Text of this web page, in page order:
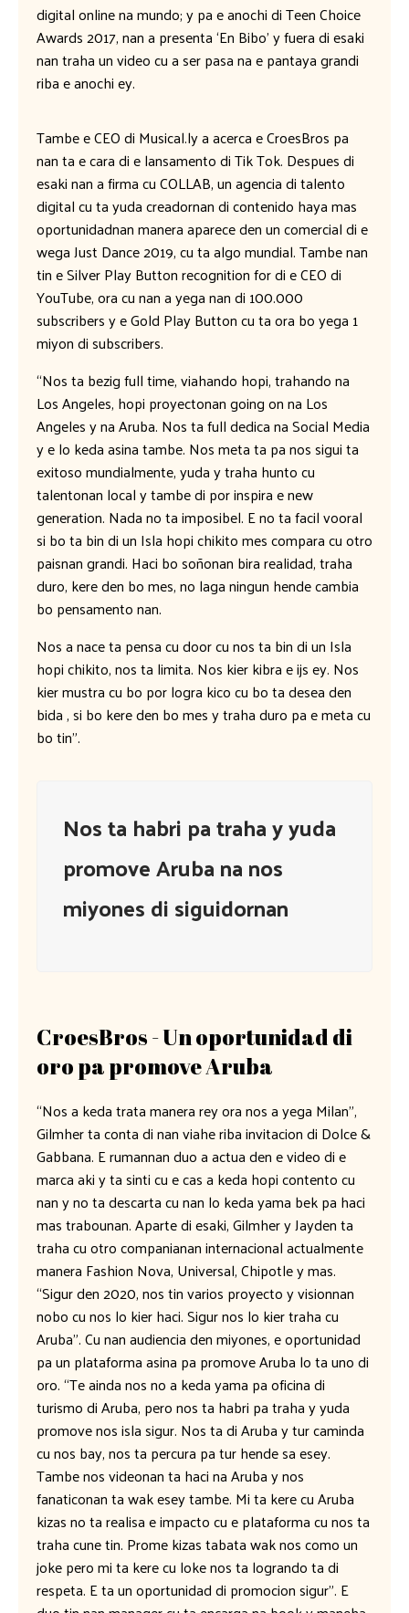
digital online na mundo; y pa e anochi di Teen Choice
Awards 2017, nan a presenta ‘En Bibo’ y fuera di esaki
nan traha un video cu a ser pasa na e pantaya grandi
riba e anochi ey.
Tambe e CEO di Musical.ly a acerca e CroesBros pa
nan ta e cara di e lansamento di Tik Tok. Despues di
esaki nan a firma cu COLLAB, un agencia di talento
digital cu ta yuda creadornan di contenido haya mas
oportunidadnan manera aparece den un comercial di e
wega Just Dance 2019, cu ta algo mundial. Tambe nan
tin e Silver Play Button recognition for di e CEO di
YouTube, ora cu nan a yega nan di 100.000
subscribers y e Gold Play Button cu ta ora bo yega 1
miyon di subscribers.
“Nos ta bezig full time, viahando hopi, trahando na
Los Angeles, hopi proyectonan going on na Los
Angeles y na Aruba. Nos ta full dedica na Social Media
y e lo keda asina tambe. Nos meta ta pa nos sigui ta
exitoso mundialmente, yuda y traha hunto cu
talentonan local y tambe di por inspira e new
generation. Nada no ta imposibel. E no ta facil vooral
si bo ta bin di un Isla hopi chikito mes compara cu otro
paisnan grandi. Haci bo soñonan bira realidad, traha
duro, kere den bo mes, no laga ningun hende cambia
bo pensamento nan.
Nos a nace ta pensa cu door cu nos ta bin di un Isla
hopi chikito, nos ta limita. Nos kier kibra e ijs ey. Nos
kier mustra cu bo por logra kico cu bo ta desea den
bida , si bo kere den bo mes y traha duro pa e meta cu
bo tin”.
Nos ta habri pa traha y yuda
promove Aruba na nos
miyones di siguidornan
CroesBros - Un oportunidad di
oro pa promove Aruba
“Nos a keda trata manera rey ora nos a yega Milan”,
Gilmher ta conta di nan viahe riba invitacion di Dolce &
Gabbana. E rumannan duo a actua den e video di e
marca aki y ta sinti cu e cas a keda hopi contento cu
nan y no ta descarta cu nan lo keda yama bek pa haci
mas trabounan. Aparte di esaki, Gilmher y Jayden ta
traha cu otro companianan internacional actualmente
manera Fashion Nova, Universal, Chipotle y mas.
“Sigur den 2020, nos tin varios proyecto y visionnan
nobo cu nos lo kier haci. Sigur nos lo kier traha cu
Aruba”. Cu nan audiencia den miyones, e oportunidad
pa un plataforma asina pa promove Aruba lo ta uno di
oro. “Te ainda nos no a keda yama pa oficina di
turismo di Aruba, pero nos ta habri pa traha y yuda
promove nos isla sigur. Nos ta di Aruba y tur caminda
cu nos bay, nos ta percura pa tur hende sa esey.
Tambe nos videonan ta haci na Aruba y nos
fanaticonan ta wak esey tambe. Mi ta kere cu Aruba
kizas no ta realisa e impacto cu e plataforma cu nos ta
traha cune tin. Prome kizas tabata wak nos como un
joke pero mi ta kere cu loke nos ta logrando ta di
respeta. E ta un oportunidad di promocion sigur”. E